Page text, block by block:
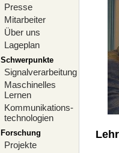
Presse
Mitarbeiter
Über uns
Lageplan
Schwerpunkte
Signalverarbeitung
Maschinelles
Lernen
Kommunikations-
technologien
Forschung
Projekte